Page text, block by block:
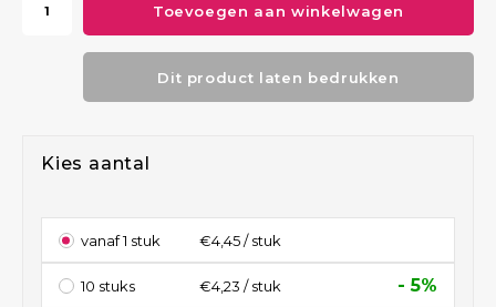
Toevoegen aan winkelwagen
Dit product laten bedrukken
Kies aantal
vanaf 1 stuk €4,45 / stuk
10 stuks €4,23 / stuk - 5%